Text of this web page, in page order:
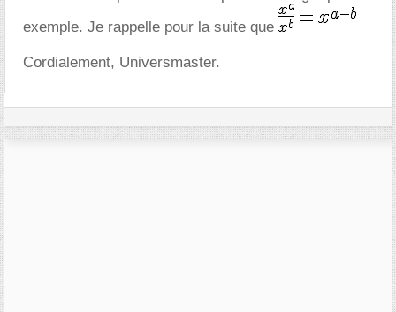
exemple. Je rappelle pour la suite que
Cordialement, Universmaster.